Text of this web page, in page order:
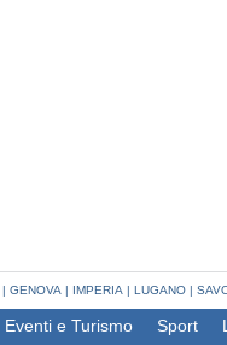
| GENOVA | IMPERIA | LUGANO |
Eventi e Turismo Sport